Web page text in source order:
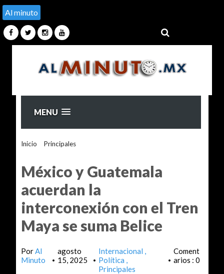
Al minuto
MENU
Inicio Principales>
México y Guatemala
acuerdan la
interconexión con el Tren
Maya se suma Belice
PorAl
Minuto
•
agosto
15, 2025
•
Internacional
Política
Principales
•
Coment
arios : 0